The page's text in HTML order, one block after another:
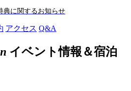
典に関するお知らせ
アクセス Q&A
イベント情報＆宿泊